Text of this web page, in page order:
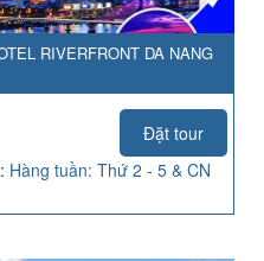
RIVERFRONT DA NANG
Đặt tour
Hàng tuần: Thứ 2 - 5 & CN